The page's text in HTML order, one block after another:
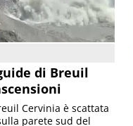
di Breuil
Cervinia è scattata
parete sud del